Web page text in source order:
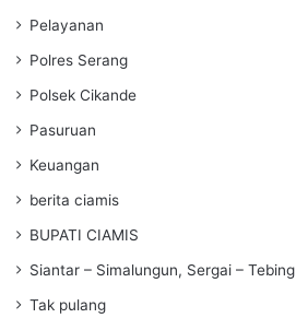
Pelayanan
Polres Serang
Polsek Cikande
Pasuruan
Keuangan
berita ciamis
BUPATI CIAMIS
Siantar – Simalungun, Sergai – Tebing
Tak pulang